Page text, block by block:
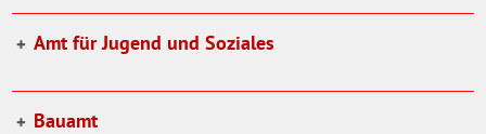
Amt für Jugend und Soziales
Bauamt